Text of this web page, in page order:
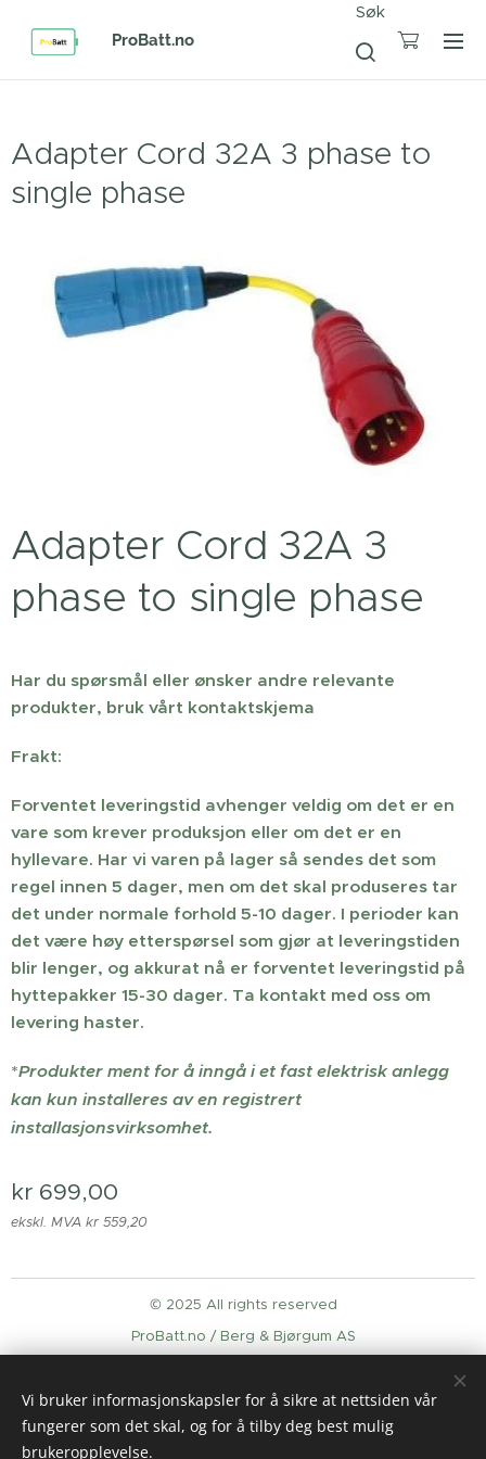
ProBatt.no
Søk
Adapter Cord 32A 3 phase to
single phase
Adapter Cord 32A 3
phase to single phase
Har du spørsmål eller ønsker andre relevante
produkter, bruk vårt kontaktskjema
Frakt:
Forventet leveringstid avhenger veldig om det er en
vare som krever produksjon eller om det er en
hyllevare. Har vi varen på lager så sendes det som
regel innen 5 dager, men om det skal produseres tar
det under normale forhold 5-10 dager. I perioder kan
det være høy etterspørsel som gjør at leveringstiden
blir lenger, og akkurat nå er forventet leveringstid på
hyttepakker 15-30 dager. Ta kontakt med oss om
levering haster.
*Produkter ment for å inngå i et fast elektrisk anlegg
kan kun installeres av en registrert
installasjonsvirksomhet.
kr 699,00
ekskl. MVA kr 559,20
© 2025 All rights reserved
ProBatt.no / Berg & Bjørgum AS
Språk
English
Norsk
Vi bruker informasjonskapsler for å sikre at nettsiden vår
fungerer som det skal, og for å tilby deg best mulig
brukeropplevelse.